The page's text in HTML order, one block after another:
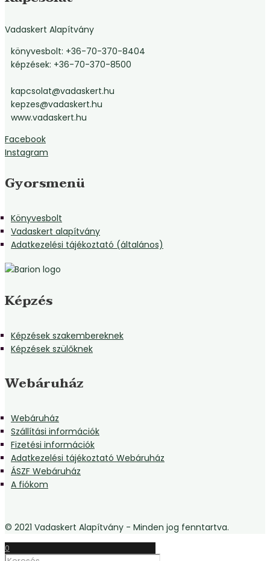
Vadaskert Alapítvány
könyvesbolt: +36-70-370-8404
képzések: +36-70-370-8500
kapcsolat@vadaskert.hu
kepzes@vadaskert.hu
www.vadaskert.hu
Facebook
Instagram
Gyorsmenü
Könyvesbolt
Vadaskert alapítvány
Adatkezelési tájékoztató (általános)
Képzés
Képzések szakembereknek
Képzések szülőknek
Webáruház
Webáruház
Szállítási információk
Fizetési információk
Adatkezelési tájékoztató Webáruház
ÁSZF Webáruház
A fiókom
© 2021 Vadaskert Alapítvány - Minden jog fenntartva.
0